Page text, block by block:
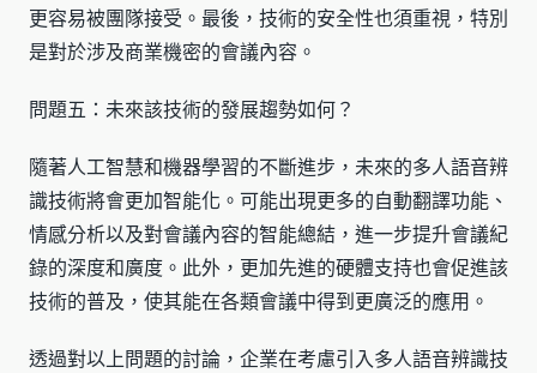
更容易被團隊接受。最後，技術的安全性也須重視，特別
是對於涉及商業機密的會議內容。
問題五：未來該技術的發展趨勢如何？
隨著人工智慧和機器學習的不斷進步，未來的多人語音辨
識技術將會更加智能化。可能出現更多的自動翻譯功能、
情感分析以及對會議內容的智能總結，進一步提升會議紀
錄的深度和廣度。此外，更加先進的硬體支持也會促進該
技術的普及，使其能在各類會議中得到更廣泛的應用。
透過對以上問題的討論，企業在考慮引入多人語音辨識技